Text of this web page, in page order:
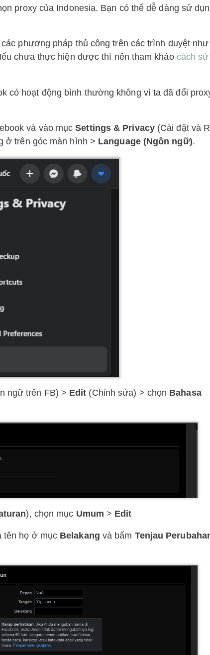
proxy của Indonesia. Bạn có thể dễ dàng sử
phương pháp thủ công trên các trình duyệt như
chưa thực hiện được thì nên tham khảo cách
có hoạt động bình thường không vì ta đã đổi
và vào mụcSettings & Privacy(Cài đặt và
ở trên góc màn hình > Language (Ngôn ngữ).
ngữ trên FB) > Edit (Chỉnh sửa) > chọn Bahasa
), chọn mục Umum > Edit
tên họ ở mục Belakang và bấm Tenjau